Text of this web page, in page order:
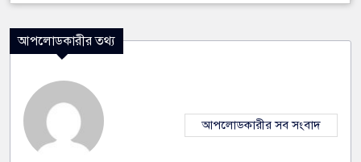
আপলোডকারীর তথ্য
আপলোডকারীর সব সংবাদ